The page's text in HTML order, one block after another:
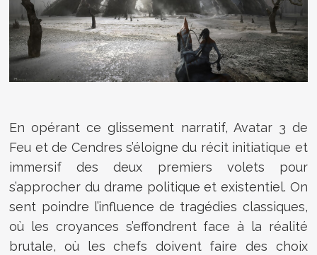
En opérant ce glissement narratif, Avatar 3 de
Feu et de Cendres s’éloigne du récit initiatique et
immersif des deux premiers volets pour
s’approcher du drame politique et existentiel. On
sent poindre l’influence de tragédies classiques,
où les croyances s’effondrent face à la réalité
brutale, où les chefs doivent faire des choix